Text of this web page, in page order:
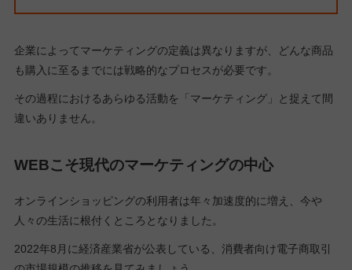
企業によってマーケティングの定義は異なりますが、どんな商品
も購入に至るまでには戦略的なプロセスが必要です。
その過程におけるあらゆる活動を「マーケティング」と捉えて間
違いありません。
WEBこそ現代のマーケティングの中心
オンラインショッピングの利用者は年々加速度的に増え、今や
人々の生活に根付くところとなりました。
2022年8月に経済産業省が公表している、消費者向け電子商取引